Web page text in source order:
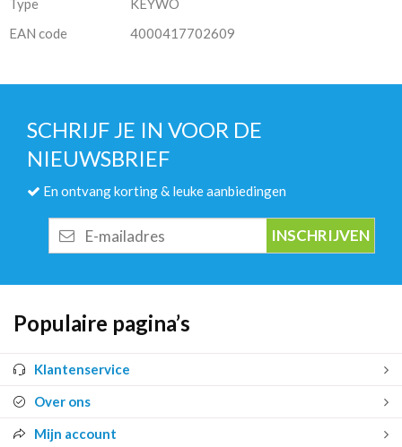
Type
KEYWO
EAN code
4000417702609
SCHRIJF JE IN VOOR DE
NIEUWSBRIEF
En ontvang korting & leuke aanbiedingen
mailadres
Populaire pagina’s
Klantenservice
Over ons
Mijn account